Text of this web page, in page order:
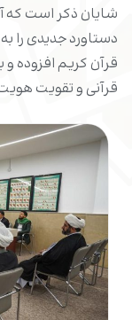
شایان ذکر است که
دستاورد جدیدی را
قرآن کریم
قرآنی و تقویت